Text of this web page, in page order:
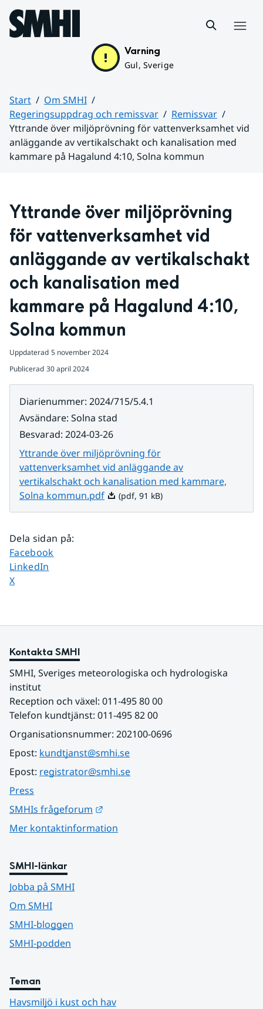
Hoppa till sidans innehåll
Varning
Gul, Sverige
Start
Om SMHI
Regeringsuppdrag och remissvar
Remissvar
Yttrande över miljöprövning för vattenverksamhet vid
anläggande av vertikalschakt och kanalisation med
kammare på Hagalund 4:10, Solna kommun
Yttrande över miljöprövning
för vattenverksamhet vid
anläggande av vertikalschakt
och kanalisation med
kammare på Hagalund 4:10,
Solna kommun
Uppdaterad 5 november 2024
Publicerad 30 april 2024
Diarienummer: 2024/715/5.4.1
Avsändare: Solna stad
Besvarad: 2024-03-26
Yttrande över miljöprövning för
vattenverksamhet vid anläggande av
vertikalschakt och kanalisation med kammare,
Solna kommun.pdfPdf, 91 kB.
(pdf, 91 kB)
Dela sidan på:
Dela sidan på
Facebook
Dela sidan på
LinkedIn
Dela sidan på
X
Kontakta SMHI
SMHI, Sveriges meteorologiska och hydrologiska
institut
Reception och växel: 011-495 80 00
Telefon kundtjänst: 011-495 82 00
Organisationsnummer: 202100-0696
Epost: kundtjanst@smhi.se
Epost: registrator@smhi.se
Press
SMHIs frågeforum
Mer kontaktinformation
SMHI-länkar
Jobba på SMHI
Om SMHI
SMHI-bloggen
SMHI-podden
Teman
Havsmiljö i kust och hav